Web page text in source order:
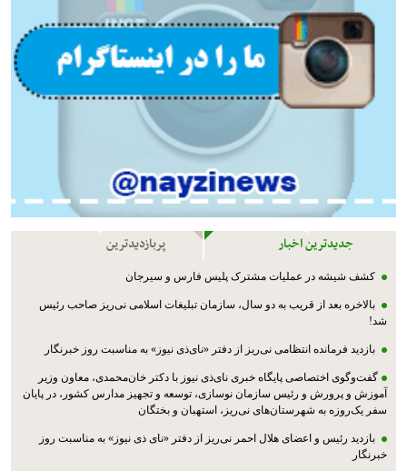
جدیدترین اخبار پربازدیدترین
کشف شیشه در عملیات مشترک پليس فارس و سیرجان
بالاخره بعد از قریب به دو سال، سازمان تبلیغات اسلامی نی‌ریز صاحب رئیس
شد!
بازدید فرمانده انتظامی نی‌ریز از دفتر «نای‌ذی نیوز» به مناسبت روز خبرنگار
گفت‌وگوی اختصاصی پایگاه خبری نای‌ذی نیوز با دکتر خان‌محمدی، معاون وزیر
آموزش و پرورش و رئیس سازمان نوسازی، توسعه و تجهیز مدارس کشور، در پایان
سفر یک‌روزه به شهرستان‌های نی‌ریز، استهبان و بختگان
بازدید رئیس و اعضای هلال احمر نی‌ریز از دفتر «نای ذی نیوز» به مناسبت روز
خبرنگار